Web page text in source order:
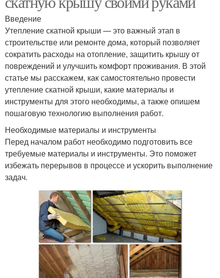
Введение
Утепление скатной крыши — это важный этап в
строительстве или ремонте дома, который позволяет
сократить расходы на отопление, защитить крышу от
повреждений и улучшить комфорт проживания. В этой
статье мы расскажем, как самостоятельно провести
утепление скатной крыши, какие материалы и
инструменты для этого необходимы, а также опишем
пошаговую технологию выполнения работ.
Необходимые материалы и инструменты
Перед началом работ необходимо подготовить все
требуемые материалы и инструменты. Это поможет
избежать перерывов в процессе и ускорить выполнение
задач.